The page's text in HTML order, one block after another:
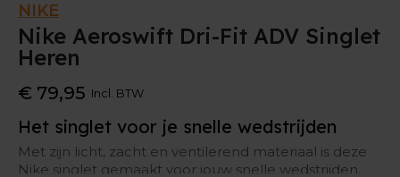
NIKE
Nike Aeroswift Dri-Fit ADV Singlet
Heren
€ 79,95 Incl. BTW
Het singlet voor je snelle wedstrijden
Met zijn licht, zacht en ventilerend materiaal is deze
Nike singlet gemaakt voor jouw snelle wedstrijden.